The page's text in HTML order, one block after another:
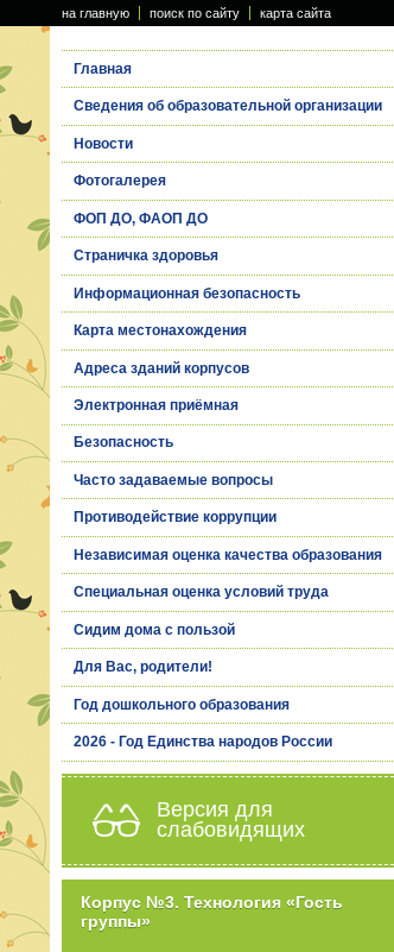
на главную поиск по сайту карта сайта
Главная
Сведения об образовательной организации
Новости
Фотогалерея
ФОП ДО, ФАОП ДО
Страничка здоровья
Информационная безопасность
Карта местонахождения
Адреса зданий корпусов
Электронная приёмная
Безопасность
Часто задаваемые вопросы
Противодействие коррупции
Независимая оценка качества образования
Специальная оценка условий труда
Сидим дома с пользой
Для Вас, родители!
Год дошкольного образования
2026 - Год Единства народов России
Версия для
слабовидящих
Корпус №3. Технология «Гость
группы»